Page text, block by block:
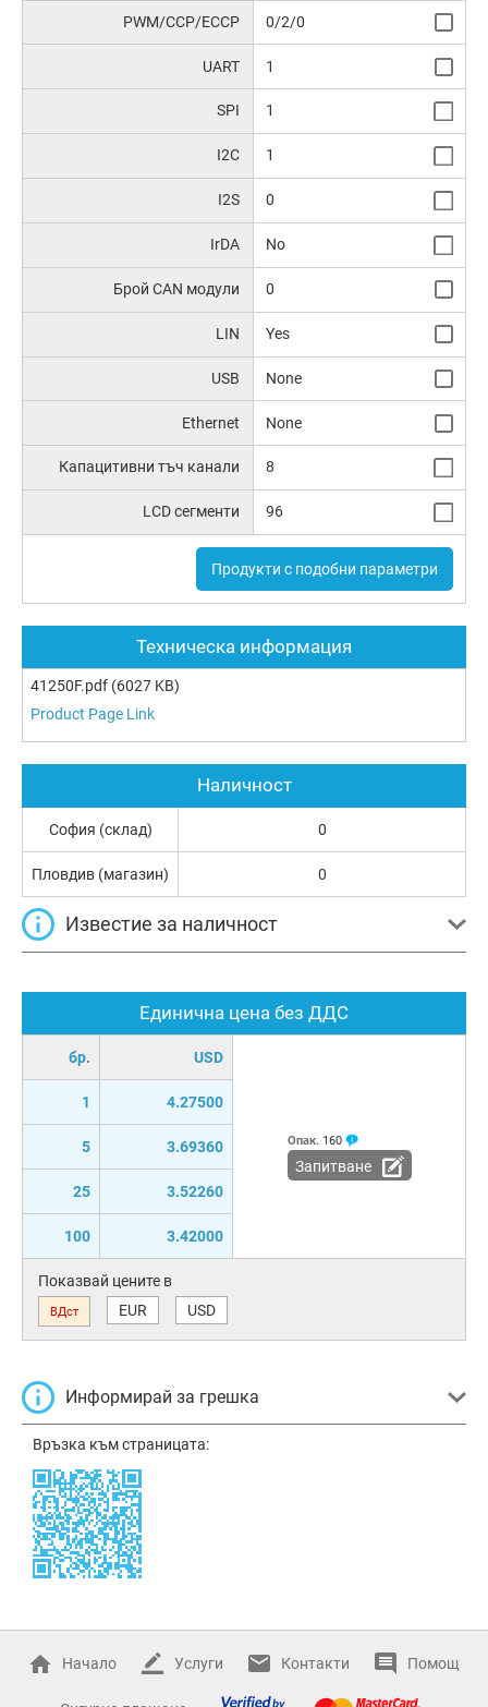
PWM/CCP/ECCP 0/2/0
UART 1
SPI 1
I2C 1
I2S 0
IrDA No
Брой CAN модули 0
LIN Yes
USB None
Ethernet None
Капацитивни тъч канали 8
LCD сегменти 96
Продукти с подобни параметри
Техническа информация
41250F.pdf (6027 KB)
Product Page Link
Единична цена без ДДС
бр. USD
1 4.27500
5 3.69360
25 3.52260
100 3.42000
Опак. 160
Запитване
Показвай цените в
ВДст EUR USD
Информирай за грешка
Връзка към страницата:
Наличност
София (склад) 0
Пловдив (магазин) 0
Известие за наличност
Начало Услуги Контакти Помощ